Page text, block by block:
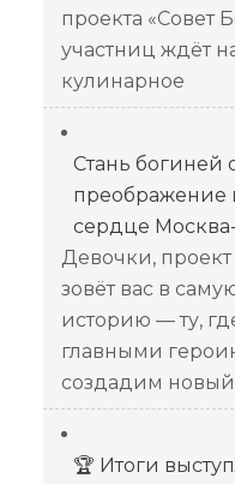
проекта «Совет
участниц ждёт
кулинарное
Стань богиней
преображение
сердце
Девочки, проект
зовёт вас в
историю — ту,
главными
создадим новый
🏆 Итоги